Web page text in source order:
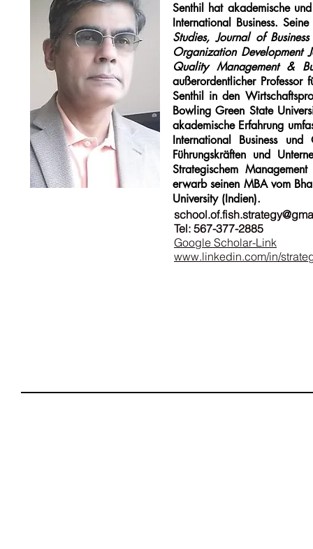
Senthil hat akademische
International Business.
Studies, Journal of
Organization Development
Quality Management &
außerordentlicher
Senthil in den
Bowling Green State
akademische Erfahrung
International Business
Führungskräften und
Strategischem
erwarb seinen MBA vom
University (Indien).
Tel: 567-377-2885
Google Scholar-Link
www.linkedin.com/in/